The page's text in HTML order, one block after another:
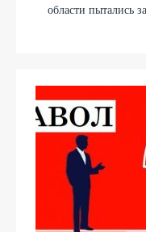
области пытались